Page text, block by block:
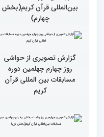
گزارش تصویری چهارمین
روز رقابت بخش برادران
چهلمین دوره مسابقات
بین‌المللی قرآن کریم(بخش
چهارم)
گزارش تصویری از حواشی
مسابقات بین المللی قرآن
کریم